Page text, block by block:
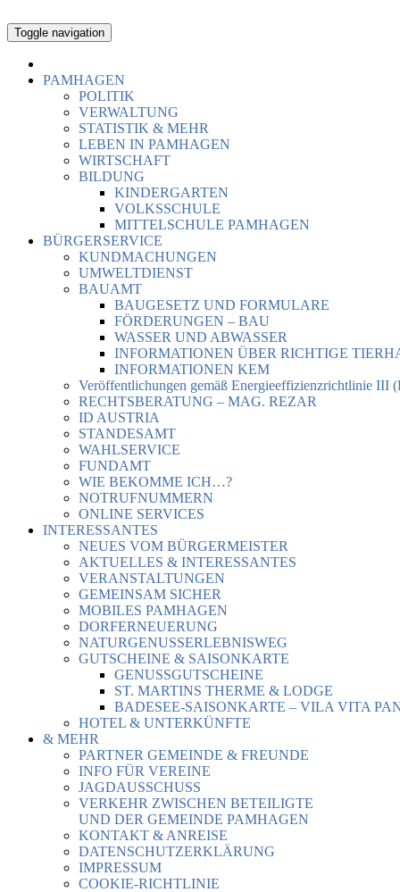
Toggle navigation
PAMHAGEN
POLITIK
VERWALTUNG
STATISTIK & MEHR
LEBEN IN PAMHAGEN
WIRTSCHAFT
BILDUNG
KINDERGARTEN
VOLKSSCHULE
MITTELSCHULE PAMHAGEN
BÜRGERSERVICE
KUNDMACHUNGEN
UMWELTDIENST
BAUAMT
BAUGESETZ UND FORMULARE
FÖRDERUNGEN – BAU
WASSER UND ABWASSER
INFORMATIONEN ÜBER RICHTIGE
INFORMATIONEN KEM
Veröffentlichungen gemäß Energieeffizienzrichtlinie III
RECHTSBERATUNG – MAG. REZAR
ID AUSTRIA
STANDESAMT
WAHLSERVICE
FUNDAMT
WIE BEKOMME ICH…?
NOTRUFNUMMERN
ONLINE SERVICES
INTERESSANTES
NEUES VOM BÜRGERMEISTER
AKTUELLES & INTERESSANTES
VERANSTALTUNGEN
GEMEINSAM SICHER
MOBILES PAMHAGEN
DORFERNEUERUNG
NATURGENUSSERLEBNISWEG
GUTSCHEINE & SAISONKARTE
GENUSSGUTSCHEINE
ST. MARTINS THERME & LODGE
BADESEE-SAISONKARTE – VILA VITA
HOTEL & UNTERKÜNFTE
& MEHR
PARTNER GEMEINDE & FREUNDE
INFO FÜR VEREINE
JAGDAUSSCHUSS
VERKEHR ZWISCHEN BETEILIGTE
UND DER GEMEINDE PAMHAGEN
KONTAKT & ANREISE
DATENSCHUTZERKLÄRUNG
IMPRESSUM
COOKIE-RICHTLINIE